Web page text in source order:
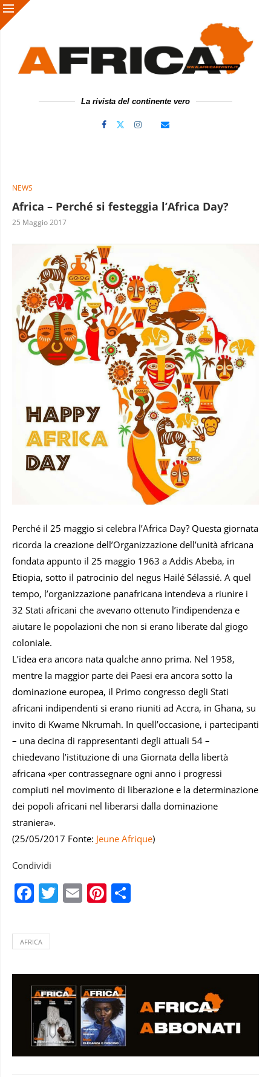
La rivista del continente vero
NEWS
Africa – Perché si festeggia l’Africa Day?
25 Maggio 2017
Perché il 25 maggio si celebra l’Africa Day? Questa giornata
ricorda la creazione dell’Organizzazione dell’unità africana
fondata appunto il 25 maggio 1963 a Addis Abeba, in
Etiopia, sotto il patrocinio del negus Hailé Sélassié. A quel
tempo, l’organizzazione panafricana intendeva a riunire i
32 Stati africani che avevano ottenuto l’indipendenza e
aiutare le popolazioni che non si erano liberate dal giogo
coloniale.
L’idea era ancora nata qualche anno prima. Nel 1958,
mentre la maggior parte dei Paesi era ancora sotto la
dominazione europea, il Primo congresso degli Stati
africani indipendenti si erano riuniti ad Accra, in Ghana, su
invito di Kwame Nkrumah. In quell’occasione, i partecipanti
– una decina di rappresentanti degli attuali 54 –
chiedevano l’istituzione di una Giornata della libertà
africana «per contrassegnare ogni anno i progressi
compiuti nel movimento di liberazione e la determinazione
dei popoli africani nel liberarsi dalla dominazione
straniera».
(25/05/2017 Fonte: Jeune Afrique)
Condividi
Facebook
Twitter
EmailPinterest
AFRICA